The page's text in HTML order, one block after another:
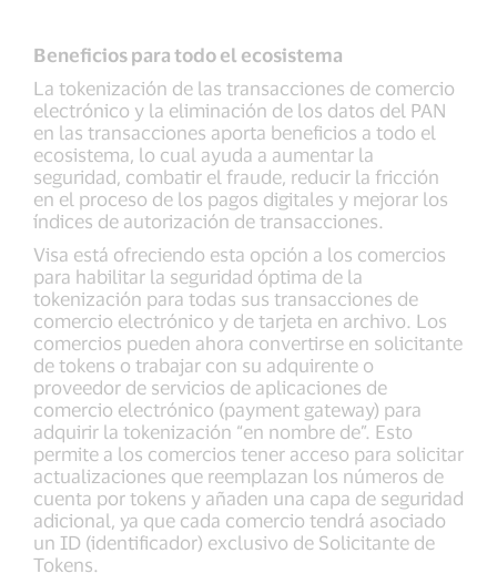
Beneficios para todo el ecosistema
La tokenización de las transacciones de comercio
electrónico y la eliminación de los datos del PAN
en las transacciones aporta beneficios a todo el
ecosistema, lo cual ayuda a aumentar la
seguridad, combatir el fraude, reducir la fricción
en el proceso de los pagos digitales y mejorar los
índices de autorización de transacciones.
Visa está ofreciendo esta opción a los comercios
para habilitar la seguridad óptima de la
tokenización para todas sus transacciones de
comercio electrónico y de tarjeta en archivo. Los
comercios pueden ahora convertirse en solicitante
de tokens o trabajar con su adquirente o
proveedor de servicios de aplicaciones de
comercio electrónico (payment gateway) para
adquirir la tokenización “en nombre de”. Esto
permite a los comercios tener acceso para solicitar
actualizaciones que reemplazan los números de
cuenta por tokens y añaden una capa de seguridad
adicional, ya que cada comercio tendrá asociado
un ID (identificador) exclusivo de Solicitante de
Tokens.